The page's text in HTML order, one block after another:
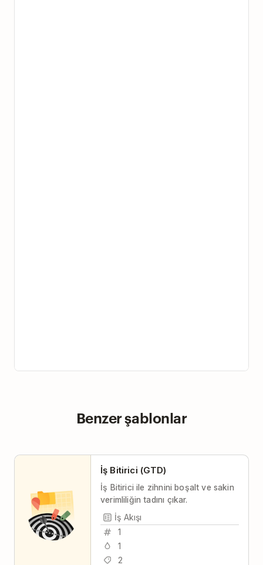
Benzer şablonlar
İş Bitirici (GTD)
İş Bitirici ile zihnini boşalt ve sakin
verimliliğin tadını çıkar.
İş Akışı
1
1
2